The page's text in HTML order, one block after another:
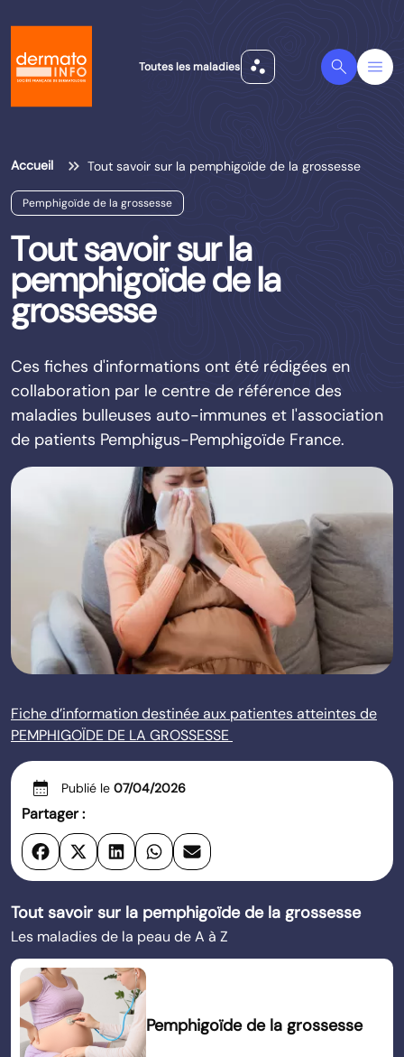
Toutes les maladies scatter_plot Search Menu
Accueil Tout savoir sur la pemphigoïde de la grossesse
Pemphigoïde de la grossesse
Tout savoir sur la
pemphigoïde de la
grossesse
Ces fiches d'informations ont été rédigées en
collaboration par le centre de référence des
maladies bulleuses auto-immunes et l'association
de patients Pemphigus-Pemphigoïde France.
Fiche d’information destinée aux patientes atteintes de
PEMPHIGOÏDE DE LA GROSSESSE
calendar_month Publié le 07/04/2026
Partager :
Tout savoir sur la pemphigoïde de la grossesse
Les maladies de la peau de A à Z
Pemphigoïde de la grossesse